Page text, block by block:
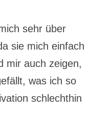
sehr über
sie mich einfach
mir auch zeigen,
was ich so
schlechthin